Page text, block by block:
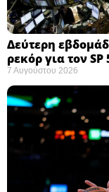
Δεύτερη
ρεκόρ για τον SP
7 Αυγούστου 2026